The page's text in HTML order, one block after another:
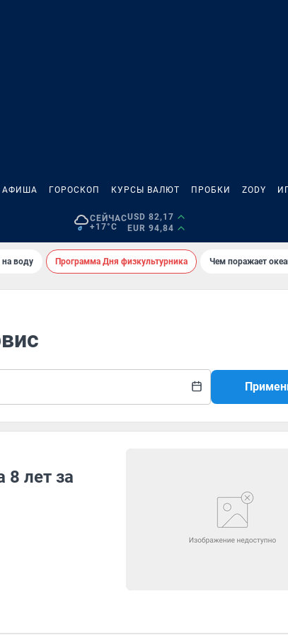
АФИША ГОРОСКОП КУРСЫ ВАЛЮТ ПРОБКИ ZODY
СЕЙЧАС
+17°C
USD 82,17
EUR 94,84
воду Программа Дня физкультурника Чем поражает
лет за